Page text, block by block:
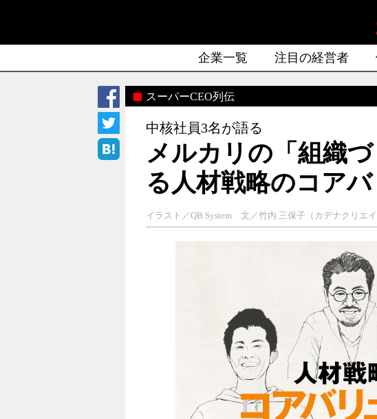
企業一覧 注目の経営者
スーパーCEO列伝
中核社員3名が語る
メルカリの「組織
る人材戦略のコア
イラスト／QB System 文／竹内 三保子（カデナクリ